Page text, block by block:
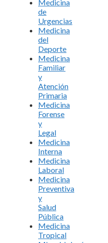
Medicina
de
Urgencias
Medicina
del
Deporte
Medicina
Familiar
y
Atención
Primaria
Medicina
Forense
y
Legal
Medicina
Interna
Medicina
Laboral
Medicina
Preventiva
y
Salud
Pública
Medicina
Tropical